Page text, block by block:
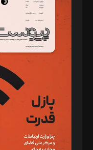
دبیر تحریریه: میثم قاسمی
د‌بیر ناداستان: سمانه سمیع
د‌بیر خدمت و تجارت:
د‌بیر حقوق فناوری:
د‌بیر پیوست جهان: مینا پاکدل
د‌بیر تحریریه آنلاین: بابک
تحریریه‌: مجتبی محمود‌ی،
مصطفی مسجدی آرانی،
رستمی،مصطفی باستان
ویرایش: نگار استاد‌‌آقا
طراح یونیفرم: مجید توکلی